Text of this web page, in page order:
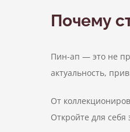
Почему
Пин-ап — это не
актуальность,
От
Откройте для